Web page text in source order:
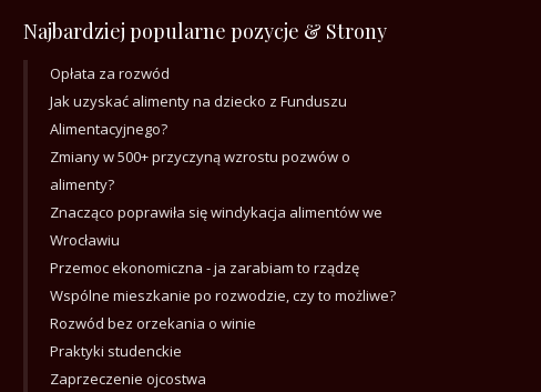
Najbardziej popularne pozycje & Strony
Opłata za rozwód
Jak uzyskać alimenty na dziecko z Funduszu
Alimentacyjnego?
Zmiany w 500+ przyczyną wzrostu pozwów o
alimenty?
Znacząco poprawiła się windykacja alimentów we
Wrocławiu
Przemoc ekonomiczna - ja zarabiam to rządzę
Wspólne mieszkanie po rozwodzie, czy to możliwe?
Rozwód bez orzekania o winie
Praktyki studenckie
Zaprzeczenie ojcostwa